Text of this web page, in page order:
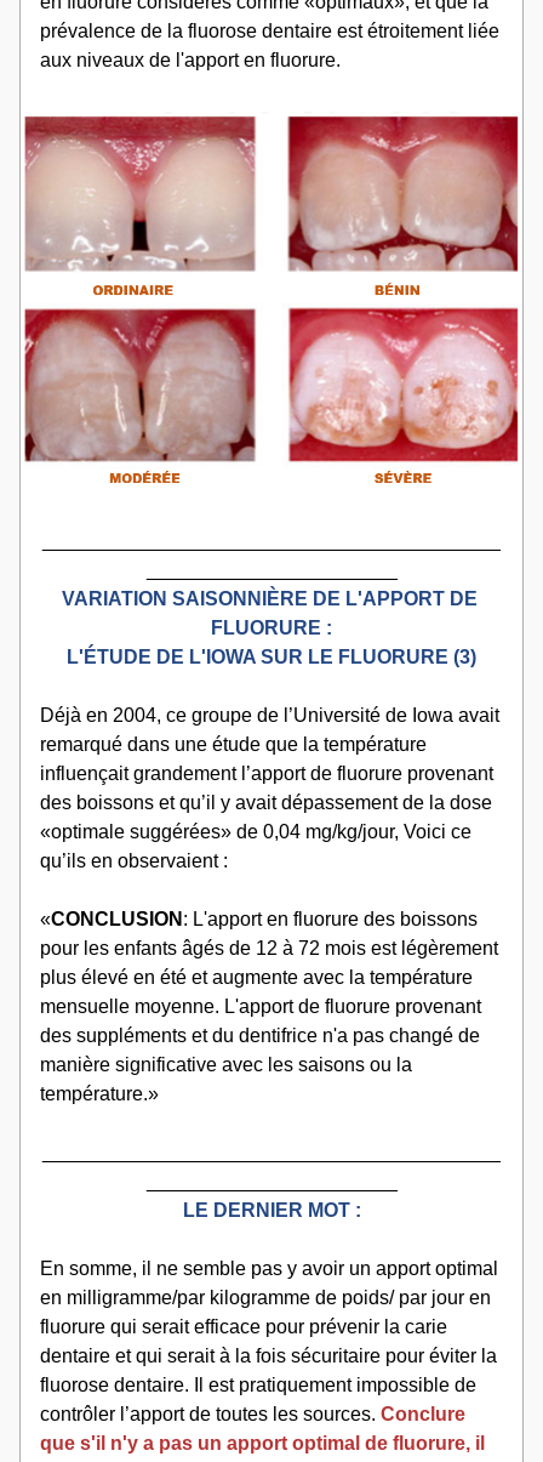
prévalence de la fluorose dentaire est étroitement liée
aux niveaux de l'apport en fluorure.
VARIATION SAISONNIÈRE DE L'APPORT DE
FLUORURE :
L'ÉTUDE DE L'IOWA SUR LE FLUORURE (3)
Déjà en 2004, ce groupe de l’Université de Iowa avait
remarqué dans une étude que la température
influençait grandement l’apport de fluorure provenant
des boissons et qu’il y avait dépassement de la dose
«optimale suggérées» de 0,04 mg/kg/jour, Voici ce
qu’ils en observaient :
«CONCLUSION : L'apport en fluorure des boissons
pour les enfants âgés de 12 à 72 mois est légèrement
plus élevé en été et augmente avec la température
mensuelle moyenne. L'apport de fluorure provenant
des suppléments et du dentifrice n'a pas changé de
manière significative avec les saisons ou la
température.»
LE DERNIER MOT :
En somme, il ne semble pas y avoir un apport optimal
en milligramme/par kilogramme de poids/ par jour en
fluorure qui serait efficace pour prévenir la carie
dentaire et qui serait à la fois sécuritaire pour éviter la
fluorose dentaire. Il est pratiquement impossible de
contrôler l’apport de toutes les sources. Conclure
que s'il n'y a pas un apport optimal de fluorure, il